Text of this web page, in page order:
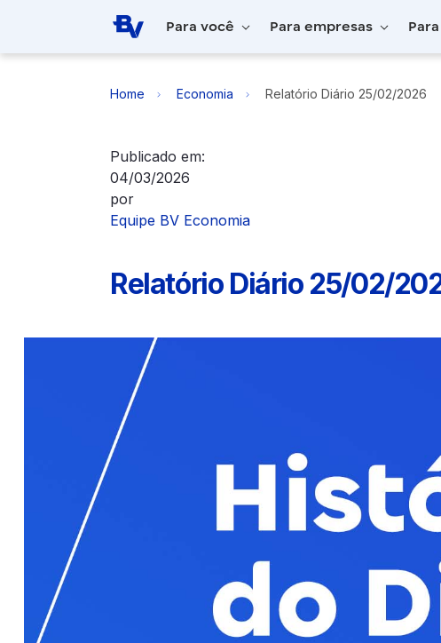
Pular para o Conteúdo principal
Para você Para empresas
Home Economia Relatório Diário 25/02/2026
Publicado em:
04/03/2026
por
Equipe BV Economia
Relatório Diário 25/02/